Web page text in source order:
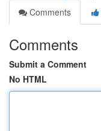
Comments
Comments
Submit a Comment
No HTML